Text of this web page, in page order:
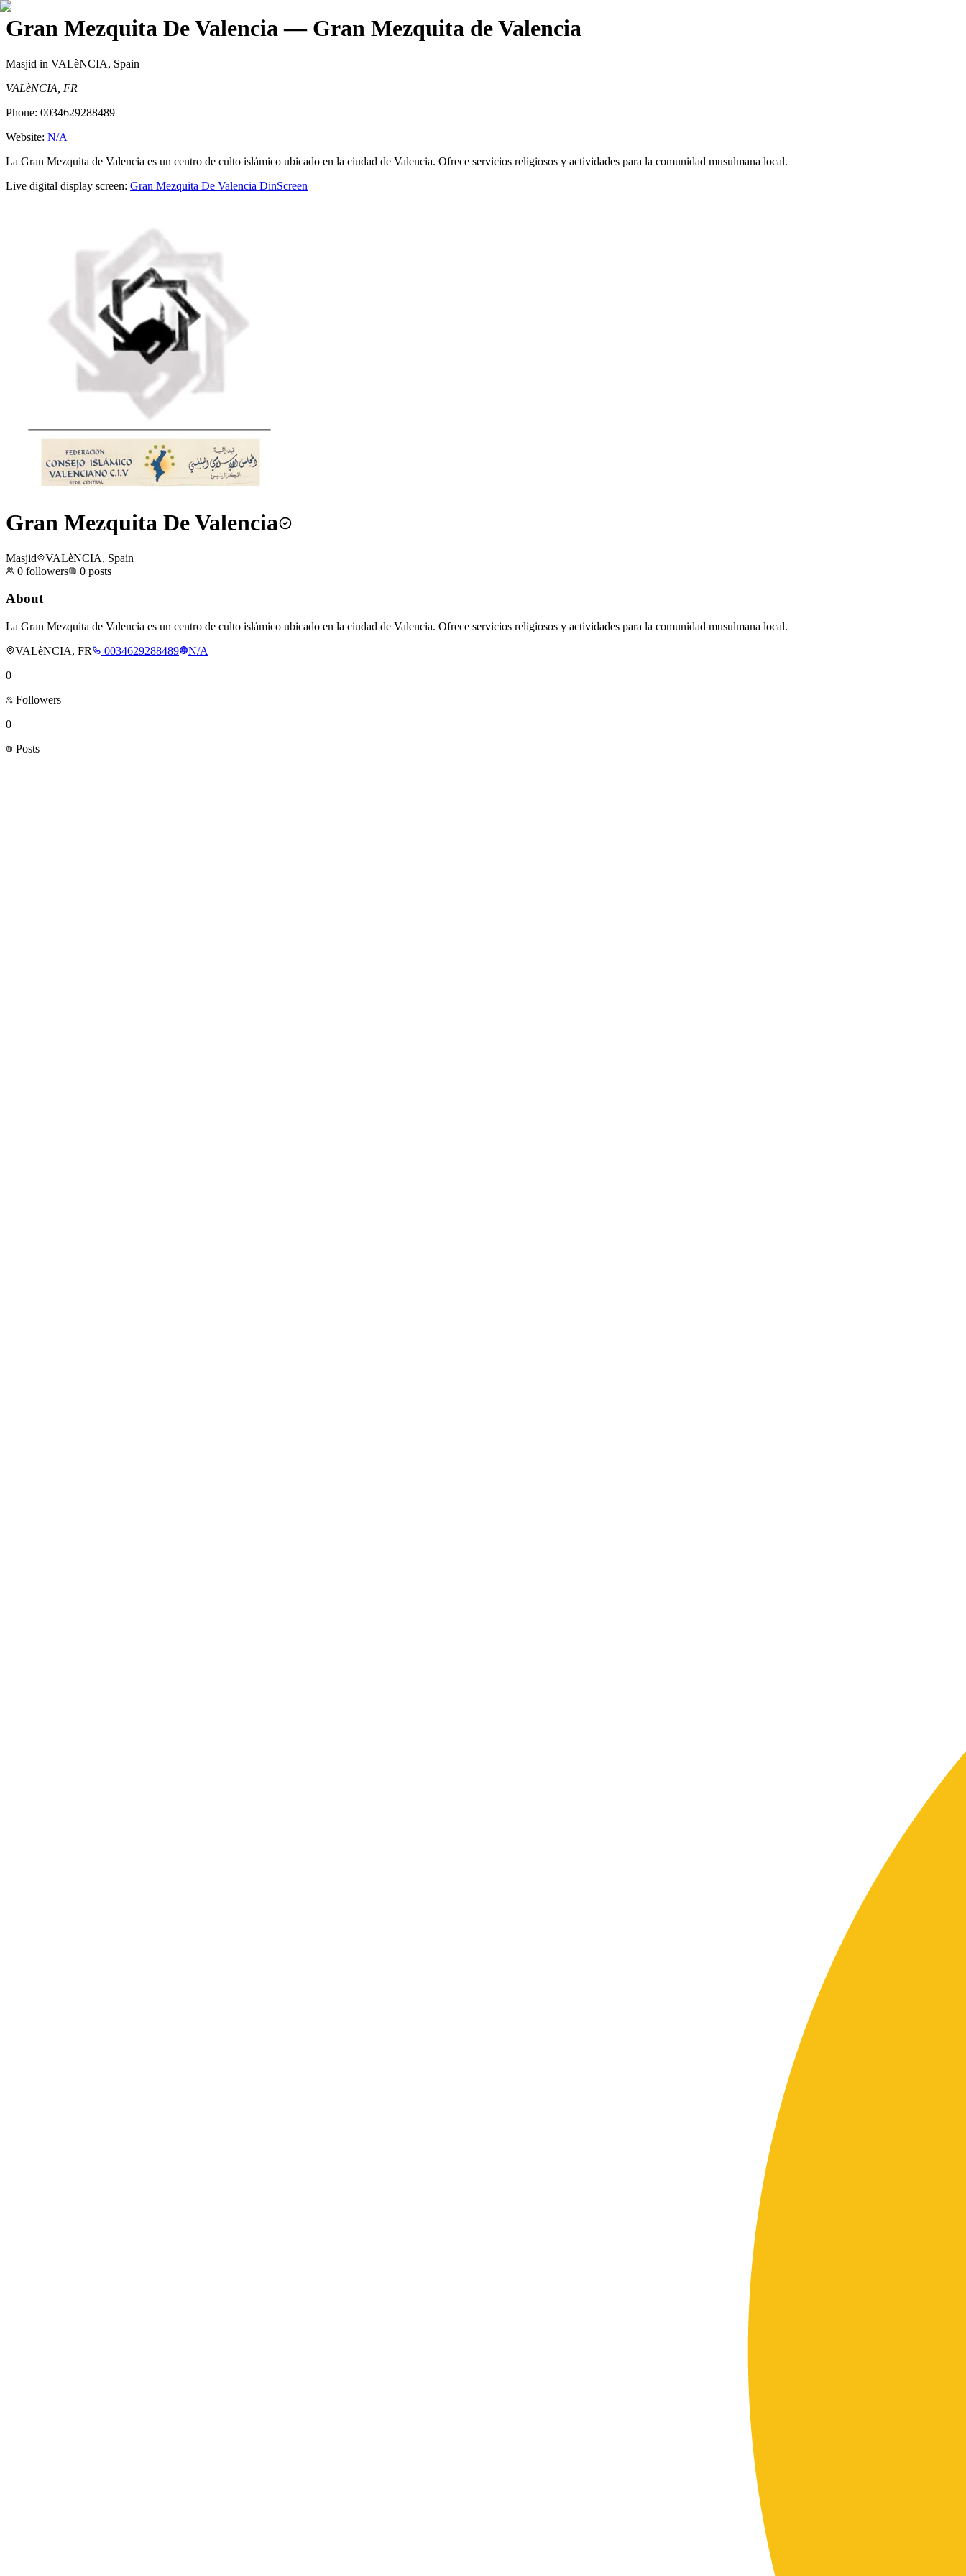
Gran Mezquita De Valencia— Gran Mezquita de Valencia
Masjid in VALèNCIA, Spain
VALèNCIA, FR
Phone: 0034629288489
Website: N/A
La Gran Mezquita de Valencia es un centro de culto islámico ubicado en la ciudad de Valencia. Ofrece servicios religiosos y actividades para la comunidad musulmana local.
Live digital display screen: Gran Mezquita De Valencia DinScreen
Gran Mezquita De Valencia
Masjid
VALèNCIA, Spain
0 followers 0 posts
About
La Gran Mezquita de Valencia es un centro de culto islámico ubicado en la ciudad de Valencia. Ofrece servicios religiosos y actividades para la comunidad musulmana local.
VALèNCIA, FR
0034629288489
N/A
0
Followers
0
Posts